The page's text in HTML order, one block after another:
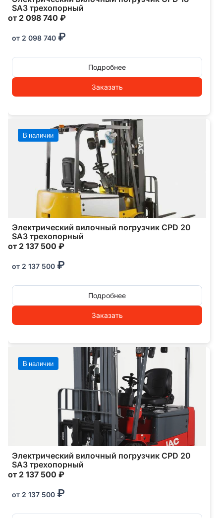
SA3 трехопорный
от 2 098 740 ₽
от 2 098 740 ₽
Подробнее
Заказать
В наличии
Электрический вилочный погрузчик CPD 20
SA3 трехопорный
от 2 137 500 ₽
от 2 137 500 ₽
Подробнее
Заказать
В наличии
Электрический вилочный погрузчик CPD 20
SA3 трехопорный
от 2 137 500 ₽
от 2 137 500 ₽